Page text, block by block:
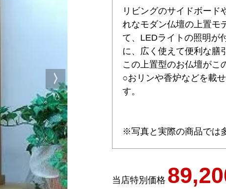
リビングのサイドボード
れなモダン仏壇の上置モ
て、LEDライトの照明が
に、広く使えて便利な膳
この上置型のお仏壇が
○おリンや香炉などを載
す。
※写真と実際の商品では
当店特別価格